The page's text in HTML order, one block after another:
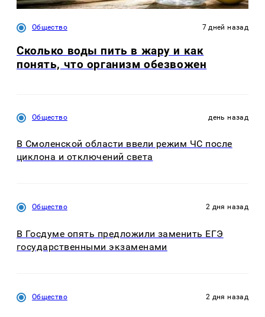
Общество 7 дней назад
Сколько воды пить в жару и как
понять, что организм обезвожен
Общество день назад
В Смоленской области ввели режим ЧС после
циклона и отключений света
Общество 2 дня назад
В Госдуме опять предложили заменить ЕГЭ
государственными экзаменами
Общество 2 дня назад